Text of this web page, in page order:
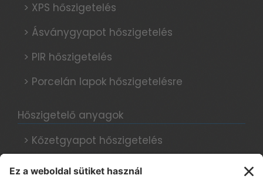
> XPS hőszigetelés
> Ásványgyapot hőszigetelés
> PIR hőszigetelés
> Porcelán lapok hőszigetelésre
Hőszigetelő anyagok
> Kőzetgyapot hőszigetelés
> Grafitos hőszigetelés